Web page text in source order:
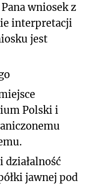
wniosek z
interpretacji
jest
Polski i
działalność
jawnej pod